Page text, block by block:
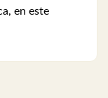
en este